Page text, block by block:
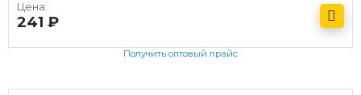
Цена:
241
Получить оптовый прайс